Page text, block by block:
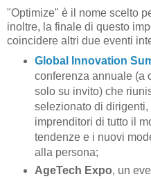
"Optimize" è il nome scelto
inoltre, la finale di questo
coincidere altri due eventi
Global Innovation
conferenza annuale (a
solo su invito) che
selezionato di
imprenditori di tutto il
tendenze e i nuovi
alla persona;
AgeTech Expo, un